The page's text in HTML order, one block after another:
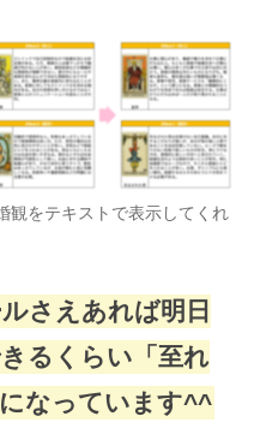
観をテキストで表示してくれ
さえあれば明日
るくらい「至れ
なっています^^